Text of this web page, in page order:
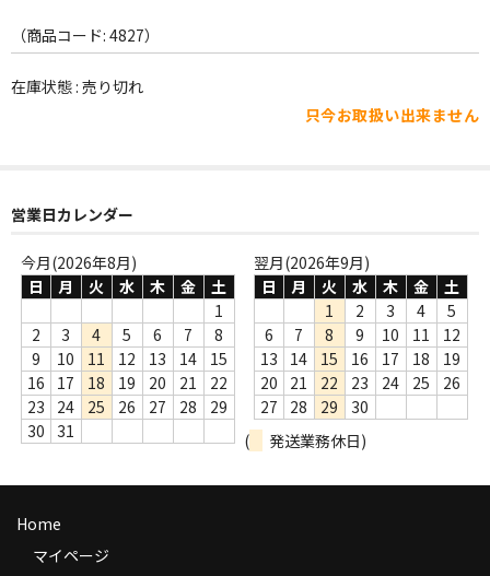
7INC
Webのみ no.4
売り切れ
Help
送料
お支払い方法
返品
（商品コード: 4827）
在庫状態 : 売り切れ
只今お取扱い出来ません
営業日カレンダー
今月(2026年8月)
日
月 火 水 木 金
土
1
2
3 4 5 6 7
8
9
10 11 12 13 14
15
16
17 18 19 20 21
22
23
24 25 26 27 28
29
30
31
翌月(2026年9月)
日
月 火 水 木 金
土
1
2 3 4
5
6
7 8 9 10 11
12
13
14 15 16 17 18
19
20
21 22 23 24 25
26
27
28 29
30
(
発送業務休日)
Home
マイページ